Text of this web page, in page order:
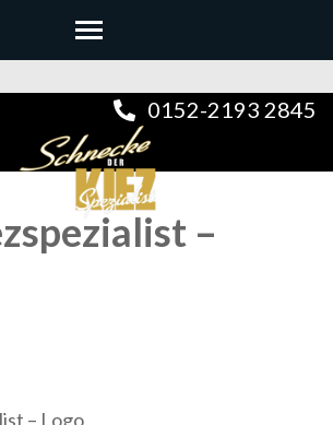
0152-2193 2845
DER KIEZSPEZIALIST –
– Logo